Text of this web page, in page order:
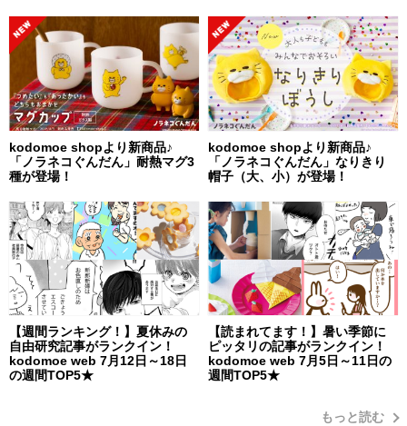
kodomoe shopより新商品♪
「ノラネコぐんだん」耐熱マグ3
種が登場！
kodomoe shopより新商品♪
「ノラネコぐんだん」なりきり
帽子（大、小）が登場！
【週間ランキング！】夏休みの
自由研究記事がランクイン！
kodomoe web 7月12日～18日
の週間TOP5★
【読まれてます！】暑い季節に
ピッタリの記事がランクイン！
kodomoe web 7月5日～11日の
週間TOP5★
もっと読む